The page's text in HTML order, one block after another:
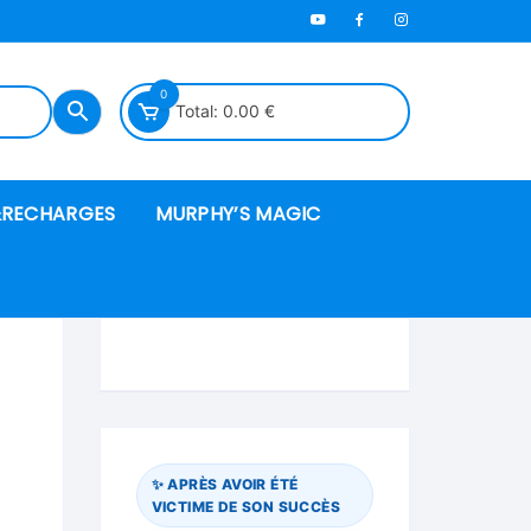
0
Total: 0.00 €
et cordes
MURPHY’S MAGIC
✨ APRÈS AVOIR ÉTÉ
VICTIME DE SON SUCCÈS